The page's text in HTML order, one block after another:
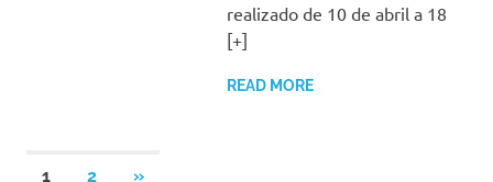
realizado de 10 de abril a 18
[+]
READ MORE
1 2
NEXT
»